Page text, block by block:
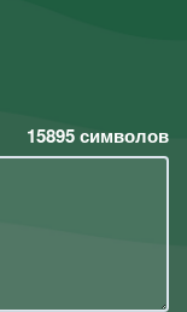
15895символов